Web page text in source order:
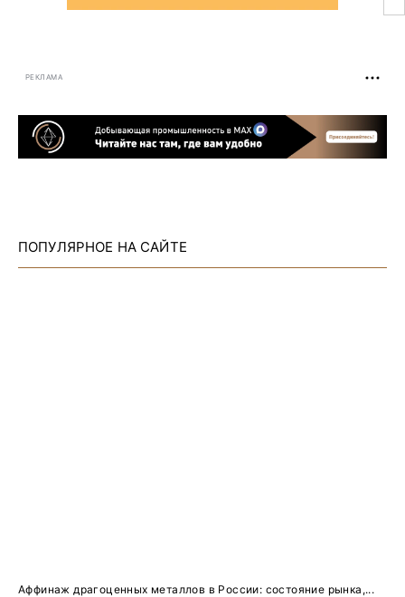
РЕКЛАМА
ПОПУЛЯРНОЕ НА САЙТЕ
Аффинаж драгоценных металлов в России: состояние рынка,...